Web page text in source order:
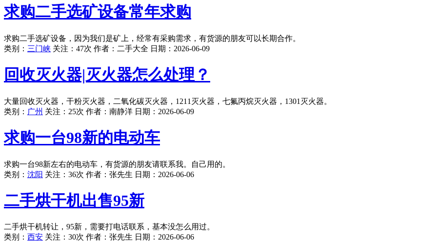
求购二手选矿设备常年求购
求购二手选矿设备，因为我们是矿上，经常有采购需求，有货源的朋友可以长期合作。
类别： 三门峡 关注：47次 作者： 二手大全 日期： 2026-06-09
回收灭火器|灭火器怎么处理？
大量回收灭火器，干粉灭火器，二氧化碳灭火器，1211灭火器，七氟丙烷灭火器，1301灭火器。
类别： 广州 关注：25次 作者： 南静洋 日期： 2026-06-09
求购一台98新的电动车
求购一台98新左右的电动车，有货源的朋友请联系我。自己用的。
类别： 沈阳 关注：36次 作者： 张先生 日期： 2026-06-06
二手烘干机出售95新
二手烘干机转让，95新，需要打电话联系，基本没怎么用过。
类别： 西安 关注：30次 作者： 张先生 日期： 2026-06-06